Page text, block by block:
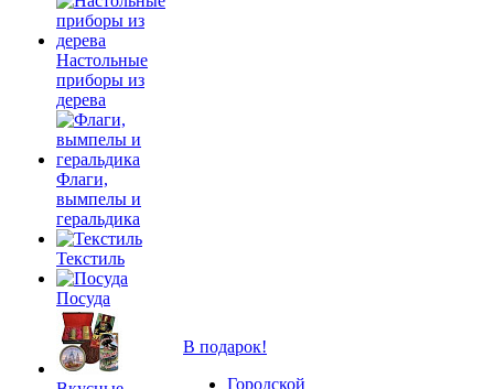
Настольные
приборы из
дерева
Флаги,
вымпелы и
геральдика
Текстиль
Посуда
В подарок!
Городской